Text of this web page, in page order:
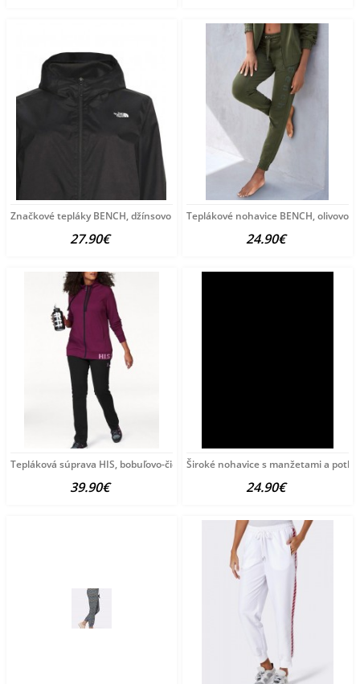
Značkové tepláky BENCH, džínsovo modré
27.90€
Teplákové nohavice BENCH, olivovo
24.90€
Tepláková súprava HIS, bobuľovo-čierna
39.90€
Široké nohavice s manžetami a
24.90€